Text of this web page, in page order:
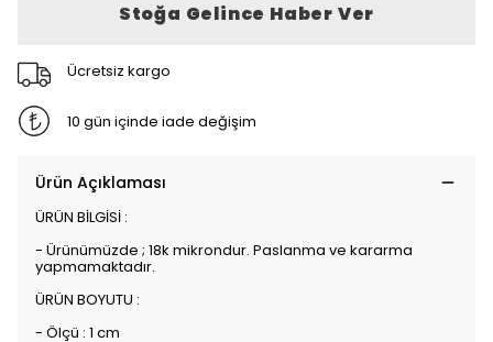
Stoğa Gelince Haber Ver
Ücretsiz kargo
10 gün içinde iade değişim
Ürün Açıklaması
ÜRÜN BİLGİSİ :
- Ürünümüzde ; 18k mikrondur. Paslanma ve kararma
yapmamaktadır.
ÜRÜN BOYUTU :
- Ölçü : 1 cm